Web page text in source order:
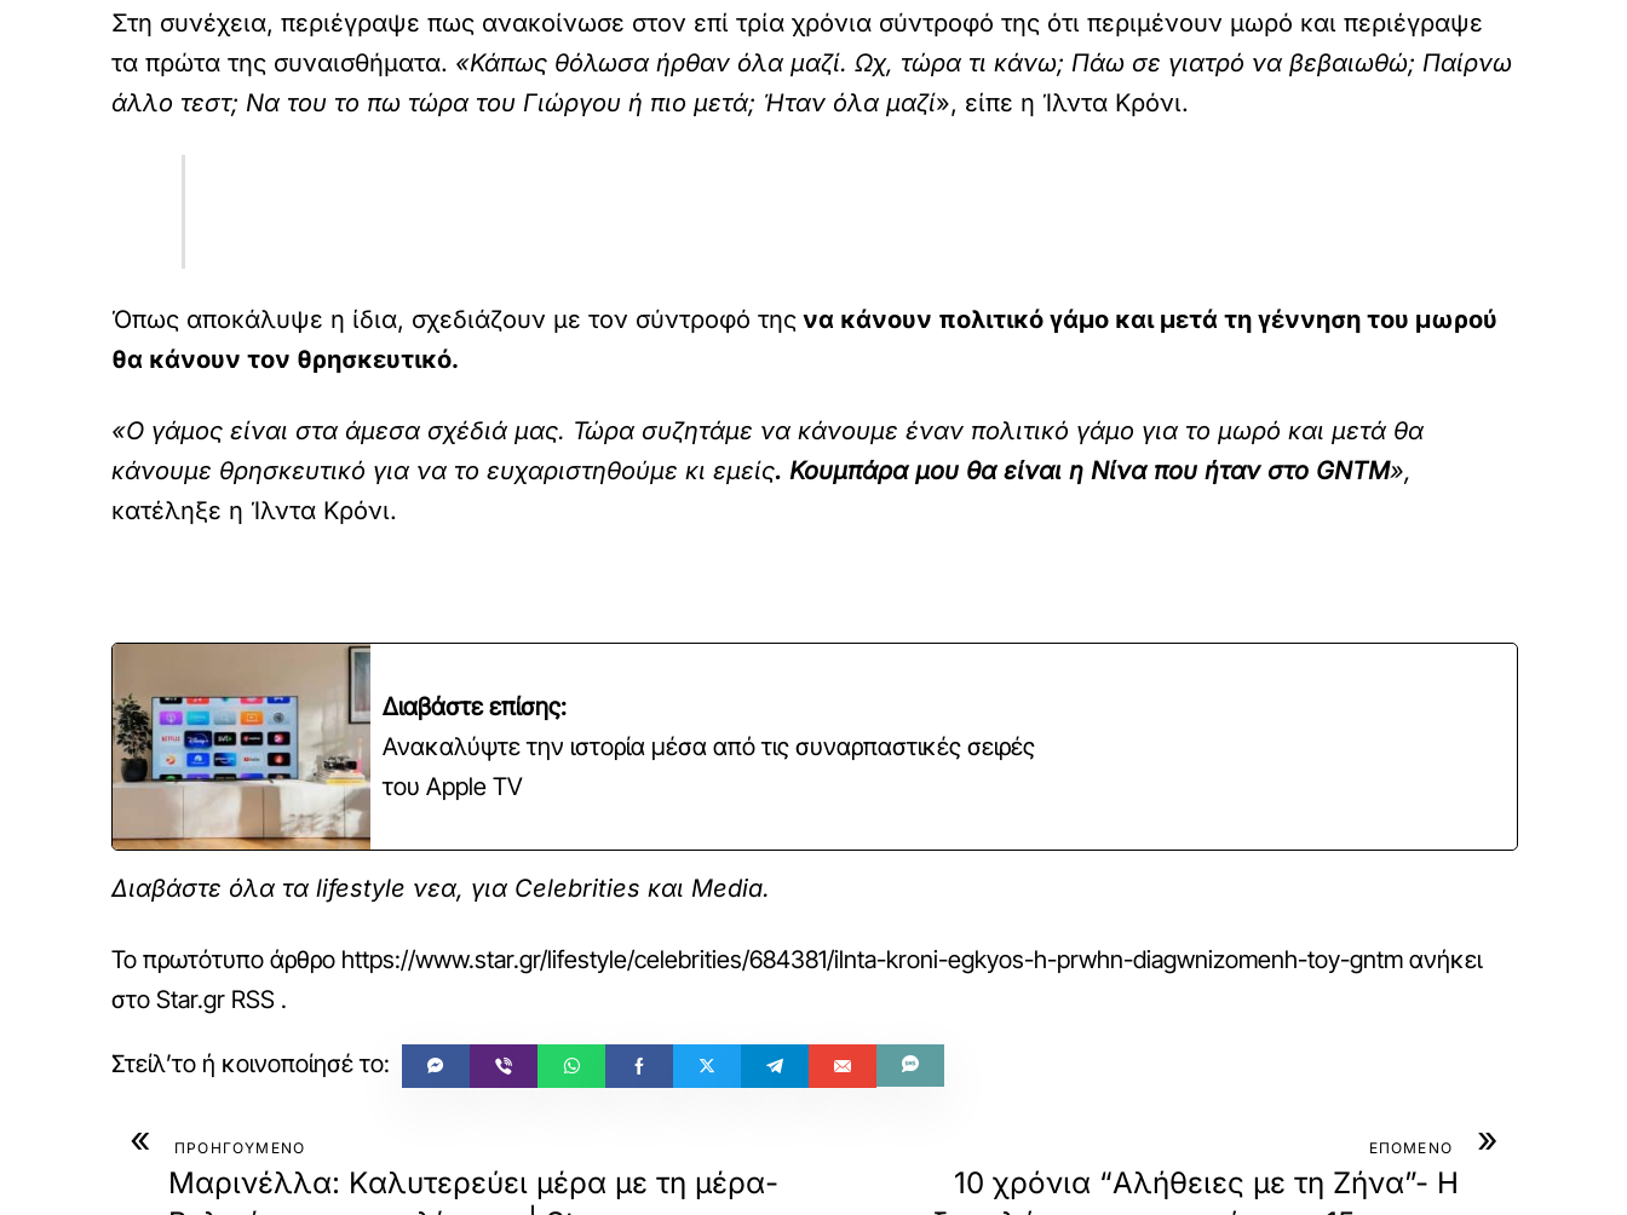
Στη συνέχεια, περιέγραψε πως ανακοίνωσε στον επί τρία χρόνια σύντροφό της ότι περιμένουν μωρό και περιέγραψε
τα πρώτα της συναισθήματα. «Κάπως θόλωσα ήρθαν όλα μαζί. Ωχ, τώρα τι κάνω; Πάω σε γιατρό να βεβαιωθώ; Παίρνω
άλλο τεστ; Να του το πω τώρα του Γιώργου ή πιο μετά; Ήταν όλα μαζί», είπε η Ίλντα Κρόνι.
Όπως αποκάλυψε η ίδια, σχεδιάζουν με τον σύντροφό της να κάνουν πολιτικό γάμο και μετά τη γέννηση του μωρού
θα κάνουν τον θρησκευτικό.
«Ο γάμος είναι στα άμεσα σχέδιά μας. Τώρα συζητάμε να κάνουμε έναν πολιτικό γάμο για το μωρό και μετά θα
κάνουμε θρησκευτικό για να το ευχαριστηθούμε κι εμείς. Κουμπάρα μου θα είναι η Νίνα που ήταν στο GNTM»,
κατέληξε η Ίλντα Κρόνι.
Διαβάστε επίσης:
Ανακαλύψτε την ιστορία μέσα από τις συναρπαστικές σειρές
του Apple TV
Διαβάστε όλα τα lifestyle νεα, για Celebrities και Media.
Το πρωτότυπο άρθρο https://www.star.gr/lifestyle/celebrities/684381/ilnta-kroni-egkyos-h-prwhn-diagwnizomenh-toy-gntm ανήκει
στο Star.gr RSS .
« ΠΡΟΗΓΟΥΜΕΝΟ
Μαρινέλλα: Kαλυτερεύει μέρα με τη μέρα-
»
ΕΠΟΜΕΝΟ
10 χρόνια “Αλήθειες με τη Ζήνα”- Η